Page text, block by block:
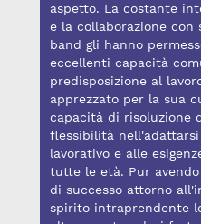
aspetto. La costante
e la collaborazione con
band gli hanno
eccellenti capacità
predisposizione al
apprezzato per la sua
capacità di risoluzione
flessibilità
lavorativo e alle
tutte le età. Pur
di successo attorno
spirito intraprendente